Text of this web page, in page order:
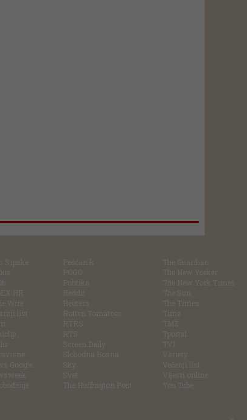
Srpske
Wire
list
Google
Pešćanik
POGO
Politika
Reddit
Reuters
Rotten Tomatoes
RTRS
RTS
Screen Daily
Slobodna Bosna
Sky
Svet
The Huffington Post
The Guardian
The New Yorker
The New York Times
The Sun
The Times
Time
TMZ
Tportal
TV1
Variety
Večenji list
Vijesti online
You Tube